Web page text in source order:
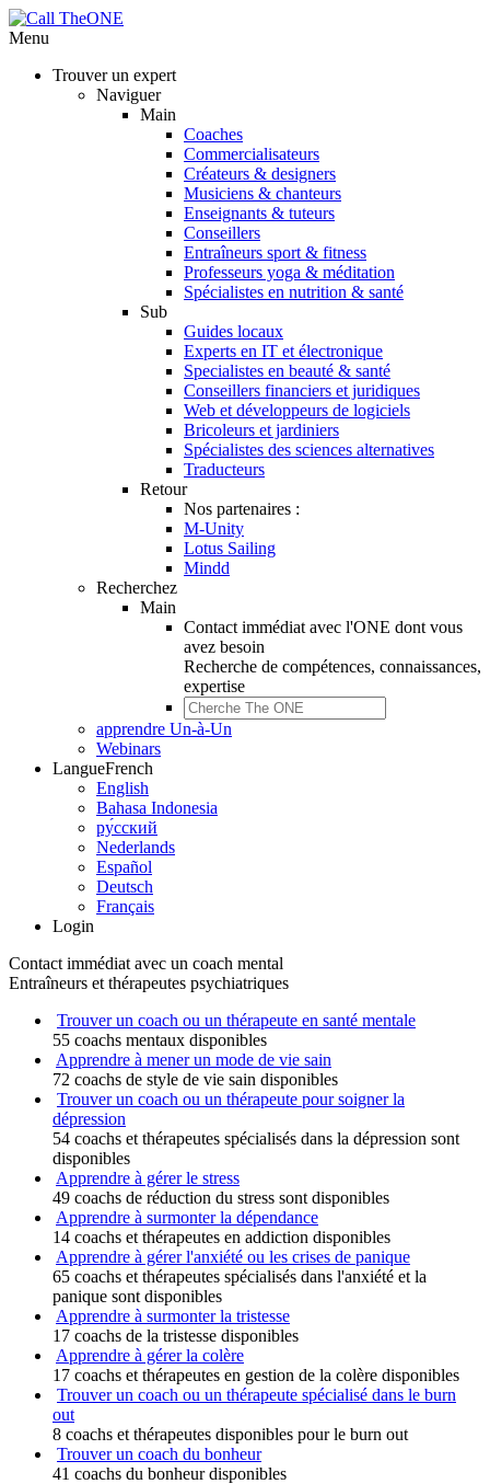
Menu
Trouver un expert
Naviguer
Main
Coaches
Commercialisateurs
Créateurs & designers
Musiciens & chanteurs
Enseignants & tuteurs
Conseillers
Entraîneurs sport & fitness
Professeurs yoga & méditation
Spécialistes en nutrition & santé
Sub
Guides locaux
Experts en IT et électronique
Specialistes en beauté & santé
Conseillers financiers et juridiques
Web et développeurs de logiciels
Bricoleurs et jardiniers
Spécialistes des sciences alternatives
Traducteurs
Retour
Nos partenaires :
M-Unity
Lotus Sailing
Mindd
Recherchez
Main
Contact immédiat avec l'ONE dont vous
avez besoin
Recherche de compétences, connaissances,
expertise
apprendre Un-à-Un
Webinars
LangueFrench
English
Bahasa Indonesia
ру́сский
Nederlands
Español
Deutsch
Français
Login
Contact immédiat avec un coach mental
Entraîneurs et thérapeutes psychiatriques
Trouver un coach ou un thérapeute en santé mentale
55 coachs mentaux disponibles
Apprendre à mener un mode de vie sain
72 coachs de style de vie sain disponibles
Trouver un coach ou un thérapeute pour soigner la
dépression
54 coachs et thérapeutes spécialisés dans la dépression sont
disponibles
Apprendre à gérer le stress
49 coachs de réduction du stress sont disponibles
Apprendre à surmonter la dépendance
14 coachs et thérapeutes en addiction disponibles
Apprendre à gérer l'anxiété ou les crises de panique
65 coachs et thérapeutes spécialisés dans l'anxiété et la
panique sont disponibles
Apprendre à surmonter la tristesse
17 coachs de la tristesse disponibles
Apprendre à gérer la colère
17 coachs et thérapeutes en gestion de la colère disponibles
Trouver un coach ou un thérapeute spécialisé dans le burn
out
8 coachs et thérapeutes disponibles pour le burn out
Trouver un coach du bonheur
41 coachs du bonheur disponibles